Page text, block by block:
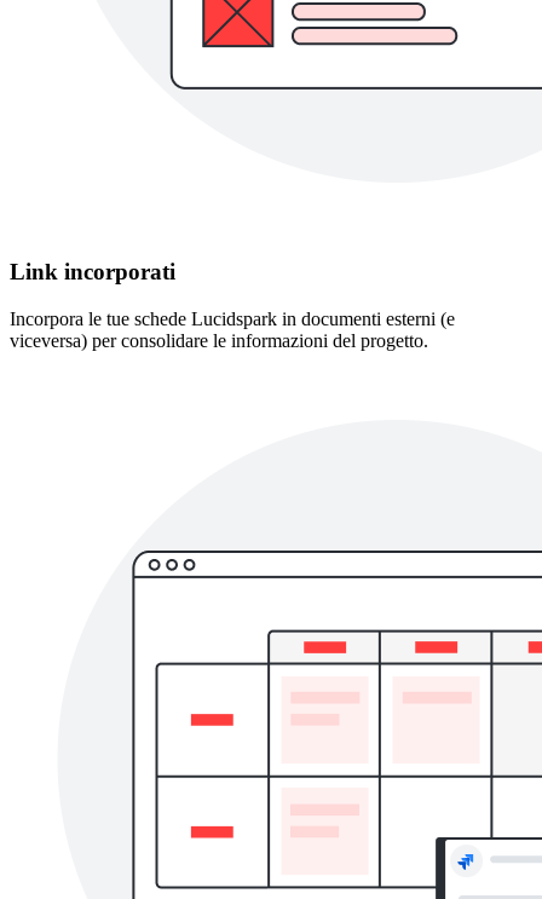
Link incorporati
Incorpora le tue schede Lucidspark in documenti esterni (e
viceversa) per consolidare le informazioni del progetto.